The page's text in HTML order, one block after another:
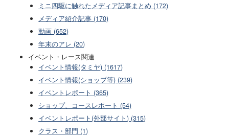
ミニ四駆に触れたメディア記事まとめ (172)
メディア紹介記事 (170)
動画 (652)
年末のアレ (20)
イベント・レース関連
イベント情報(タミヤ) (1617)
イベント情報(ショップ等) (239)
イベントレポート (365)
ショップ、コースレポート (54)
イベントレポート(外部サイト) (315)
クラス・部門 (1)